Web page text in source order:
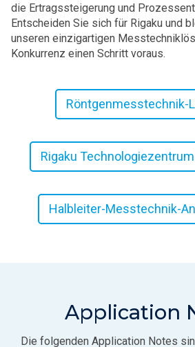
die Ertragssteigerung und
Entscheiden Sie sich für Rigaku und
unseren einzigartigen
Konkurrenz einen Schritt voraus.
Röntgenmesstechnik-
Rigaku
Halbleiter-Messtechnik-
Application
Die folgenden Application Notes